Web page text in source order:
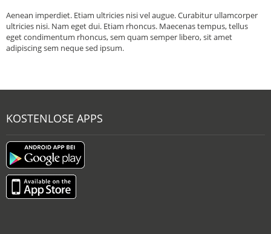
Aenean imperdiet. Etiam ultricies nisi vel augue. Curabitur ullamcorper
ultricies nisi. Nam eget dui. Etiam rhoncus. Maecenas tempus, tellus
eget condimentum rhoncus, sem quam semper libero, sit amet
adipiscing sem neque sed ipsum.
KOSTENLOSE APPS